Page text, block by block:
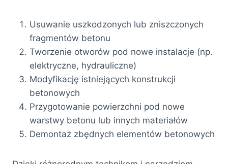
Usuwanie uszkodzonych lub zniszczonych
fragmentów betonu
Tworzenie otworów pod nowe instalacje (np.
elektryczne, hydrauliczne)
Modyfikację istniejących konstrukcji
betonowych
Przygotowanie powierzchni pod nowe
warstwy betonu lub innych materiałów
Demontaż zbędnych elementów betonowych